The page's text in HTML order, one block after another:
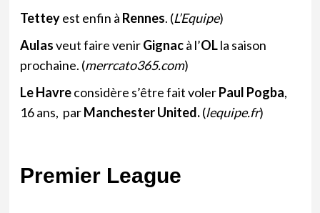
Tetteyest enfin à Rennes. (L’Equipe)
Aulasveut faire venirGignacà l’OLla saison
prochaine. (merrcato365.com)
Le Havreconsidère s’être fait volerPaul Pogba,
16 ans, parManchester United.(lequipe.fr)
Premier League